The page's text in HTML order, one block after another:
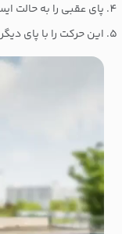
پای عقبی را به حالت
این حرکت را با پای